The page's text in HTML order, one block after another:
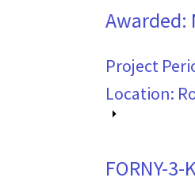
Awarded:
Project
Location:
FORNY-